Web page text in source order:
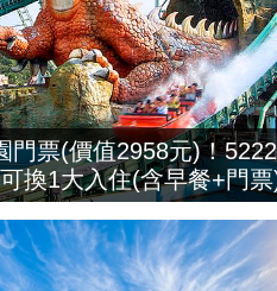
票(價值2958元)！
換1大入住(含早餐+門票